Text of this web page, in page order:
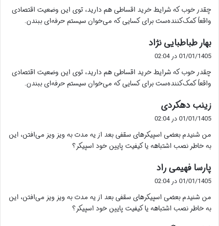
:
چقدر خوب که شرایط خرید اقساطی هم دارید، توی این وضعیت اقتصادی
واقعاً کمک‌کننده‌ست برای کسایی که می‌خوان سیستم حرفه‌ای ببندن.
بهار طباطبایی نژاد
:
01/01/1405 در 02:04
چقدر خوب که شرایط خرید اقساطی هم دارید، توی این وضعیت اقتصادی
واقعاً کمک‌کننده‌ست برای کسایی که می‌خوان سیستم حرفه‌ای ببندن.
زینب دهکردی
ف
:
01/01/1405 در 02:04
من شنیدم بعضی اسپیکرهای سقفی بعد از یه مدت به ویز ویز می‌افتن، این
به خاطر نصب اشتباهه یا کیفیت پایین خود اسپیکر؟
پارسا فهیمی راد
ف
:
01/01/1405 در 02:04
من شنیدم بعضی اسپیکرهای سقفی بعد از یه مدت به ویز ویز می‌افتن، این
به خاطر نصب اشتباهه یا کیفیت پایین خود اسپیکر؟